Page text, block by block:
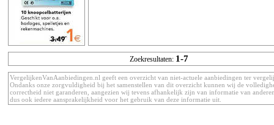
Zoekresultaten: 1-7
VergelijkenVanAanbiedingen.nl geeft een overzicht van niet-actuele aanbiedingen ter
Ondanks onze zorgvuldigheid bij het samenstellen van dit overzicht kunnen wij de
correctheid niet garanderen, aangezien wij tevens afhankelijk zijn van informatie van
dus ook iedere aansprakelijkheid voor het gebruik van deze informatie uit.